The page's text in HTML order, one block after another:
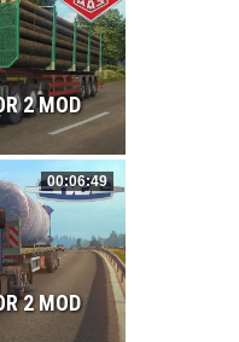
2 MOD
00:06:49
2 MOD